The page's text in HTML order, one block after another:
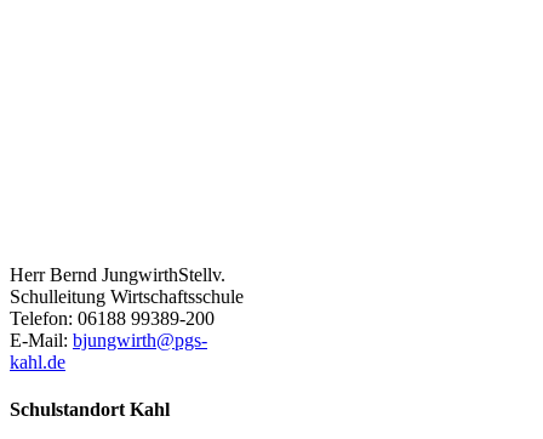
Herr Bernd JungwirthStellv.
Schulleitung Wirtschaftsschule
Telefon: 06188 99389-200
E-Mail: bjungwirth@pgs-
kahl.de
Schulstandort Kahl